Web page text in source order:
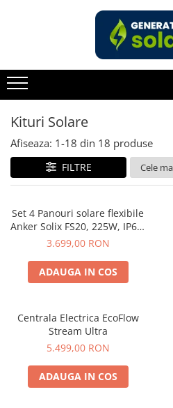
Acasa
Statii de Alimentare Portabile
Intre 1000-2000W
Intre 2000-3000W
Peste 3000W
Bluetti
EcoFlow
Anker
Pecron
Vezi toate statiile
Accesorii Statii de Alimentare
Cauta dupa capacitate
Kituri Solare
Afiseaza: 1-18 din 18 produse
FILTRE
Set 4 Panouri solare flexibile
Anker Solix FS20, 225W, IP67,
Tehnologie TOPCon
3.699,00 RON
ADAUGA IN COS
Centrala Electrica EcoFlow
Stream Ultra
5.499,00 RON
ADAUGA IN COS